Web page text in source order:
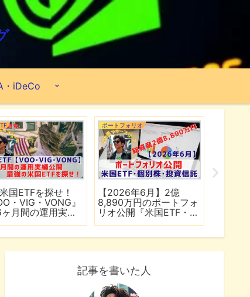
・iDeCo
国ETFを探せ！
・VIG・VONG』
ヶ月間の運用実績
ポートフォリオ
【2026年6月】2億
8,890万円のポートフォ
リオ公開『米国ETF・個
記事を書いた人